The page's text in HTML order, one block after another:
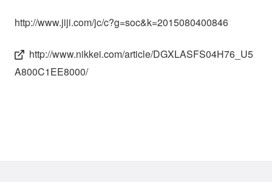
http://www.jiji.com/jc/c?g=soc&k=2015080400846
http://www.nikkei.com/article/DGXLASFS04H76_U5
A800C1EE8000/